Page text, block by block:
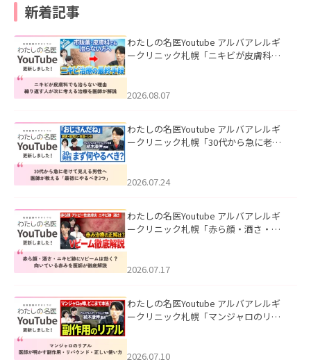
新着記事
わたしの名医Youtube アルバアレルギ
ークリニック札幌「ニキビが皮膚科で
ました。
2026.08.07
わたしの名医Youtube アルバアレルギ
ークリニック札幌「30代から急に老け
た。
2026.07.24
わたしの名医Youtube アルバアレルギ
ークリニック札幌「赤ら顔・酒さ・ニ
した。
2026.07.17
わたしの名医Youtube アルバアレルギ
ークリニック札幌「マンジャロのリア
た。
2026.07.10